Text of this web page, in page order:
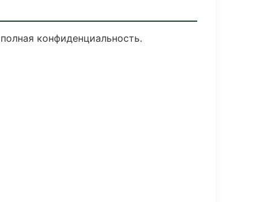
конфиденциальность.